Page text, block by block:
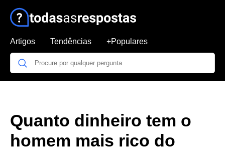
Artigos Tendências +Populares
Quanto dinheiro tem o
homem mais rico do